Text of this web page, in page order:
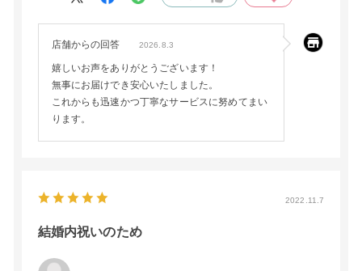
店舗からの回答 2026.8.3
嬉しいお声をありがとうございます！
無事にお届けでき安心いたしました。
これからも迅速かつ丁寧なサービスに努めてまい
ります。
2022.11.7
結婚内祝いのため